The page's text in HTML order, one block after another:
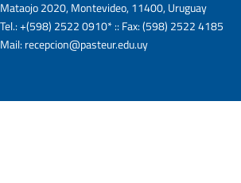
Mataojo 2020, Montevideo, 11400, Uruguay
Tel.: +(598) 2522 0910* :: Fax: (598) 2522 4185
Mail: recepcion@pasteur.edu.uy